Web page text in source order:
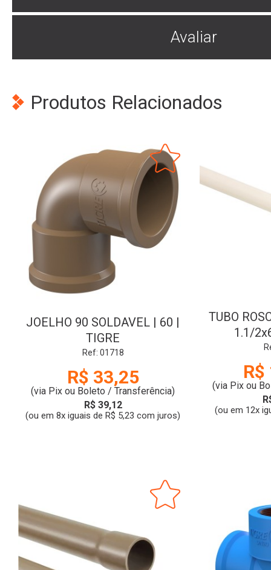
Avaliar
Produtos Relacionados
JOELHO 90 SOLDAVEL | 60 |
TIGRE
Ref: 01718
R$ 33,25
(via Pix ou Boleto / Transferência)
R$ 39,12
(ou em 8x iguais de R$ 5,23 com juros)
TUBO
1.1/
(via Pix ou
(ou em 12x